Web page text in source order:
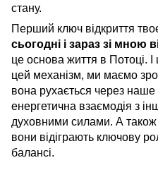
стану.
Перший ключ відкриття
сьогодні і зараз зі мною
це основа життя в Потоці.
цей механізм, ми маємо
вона рухається через наше
енергетична взаємодія з
духовними силами. А
вони відіграють ключову
балансі.